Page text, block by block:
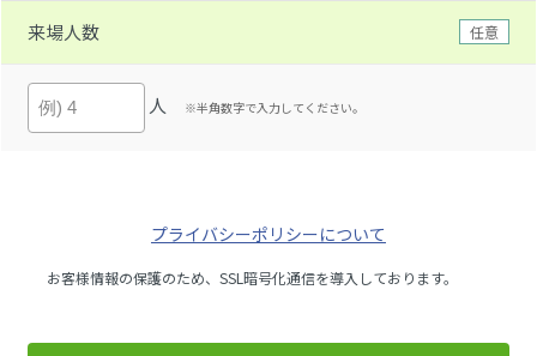
来場人数 任意
人 ※半角数字で入力してください。
プライバシーポリシーについて
お客様情報の保護のため、SSL暗号化通信を導入しております。